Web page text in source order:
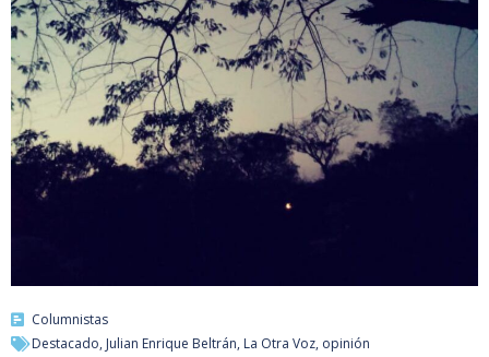
Columnistas
Destacado, Julian Enrique Beltrán, La Otra Voz, opinión